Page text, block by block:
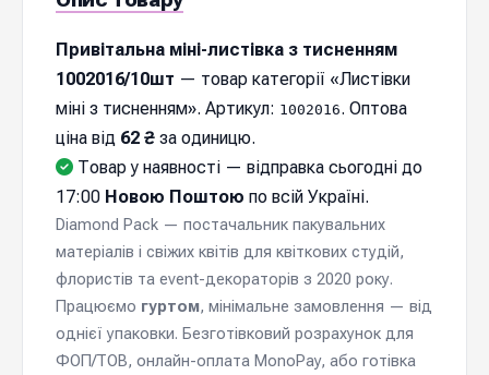
Привітальна міні-листівка з тисненням
1002016/10шт — товар категорії «Листівки
міні з тисненням». Артикул: 1002016. Оптова
ціна від 62 ₴ за одиницю.
Товар у наявності — відправка cьогодні до
17:00 Новою Поштою по всій Україні.
Diamond Pack — постачальник пакувальних
матеріалів і свіжих квітів для квіткових студій,
флористів та event-декораторів з 2020 року.
Працюємо гуртом, мінімальне замовлення — від
однієї упаковки. Безготівковий розрахунок для
ФОП/ТОВ, онлайн-оплата MonoPay, або готівка